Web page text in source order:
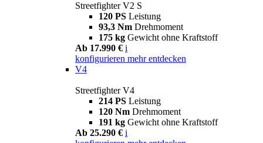
Streetfighter V2 S
120 PS Leistung
93,3 Nm Drehmoment
175 kg Gewicht ohne Kraftstoff
Ab 17.990 € i
konfigurieren mehr entdecken
V4
Streetfighter V4
214 PS Leistung
120 Nm Drehmoment
191 kg Gewicht ohne Kraftstoff
Ab 25.290 € i